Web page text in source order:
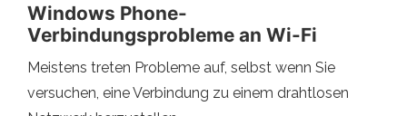
Windows Phone-
Verbindungsprobleme an Wi-Fi
Meistens treten Probleme auf, selbst wenn Sie
versuchen, eine Verbindung zu einem drahtlosen